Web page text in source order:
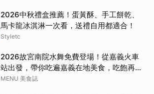
2026中秋禮盒推薦！蛋黃酥、手工餅乾、
馬卡龍冰淇淋一次看，送禮自用都適合！
Styletc
2026故宮南院水舞免費登場！從嘉義火車
站出發，帶你吃遍嘉義在地美食，吃飽再去
看夜間展演，這周末就這樣安排吧！
MENU 美食誌